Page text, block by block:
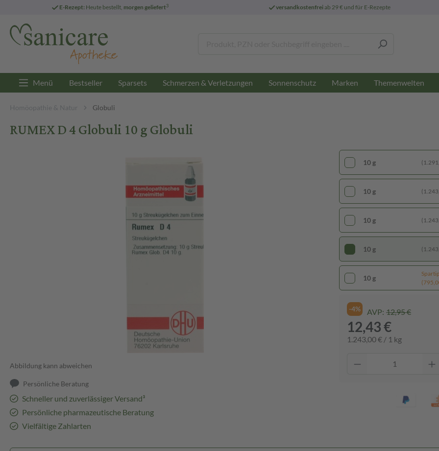
E-Rezept: Heute bestellt, morgen geliefert3 versandkostenfreiab 29 € und für E-Rezepte
Menü Bestseller Sparsets Schmerzen & Verletzungen Sonnenschutz Marken Themenwelten
Homöopathie & Natur Globuli
RUMEX D 4 Globuli 10 g Globuli
Abbildung kann abweichen
Persönliche Beratung
Schneller und zuverlässiger Versand³
Persönliche pharmazeutische Beratung
Vielfältige Zahlarten
10 g
10 g
10 g
10 g
10 g
-4% AVP: 12,95 €
12,43 €
1.243,00 € / 1 kg